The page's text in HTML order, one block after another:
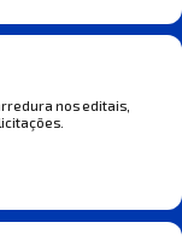
nos editais,